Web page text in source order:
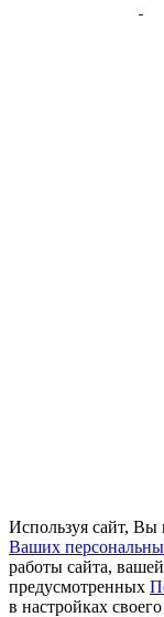
Используя сайт, Вы
Ваших
работы сайта,
предусмотренных
в настройках своего